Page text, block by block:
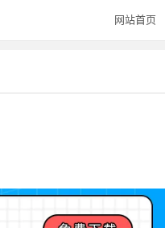
网站首页